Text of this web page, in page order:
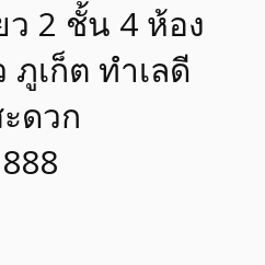
รถยนต์ สินค้าและ
ว 2 ชั้น 4 ห้อง
ภูเก็ต ทำเลดี
ดวก